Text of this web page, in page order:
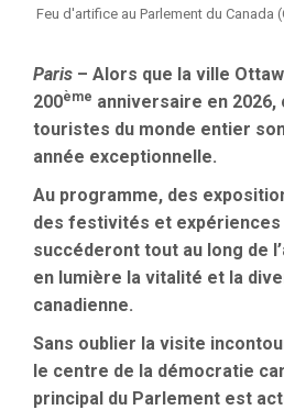
Feu d'artifice au Parlement du Canada
Paris – Alors que la ville
200ème anniversaire en 2026,
touristes du monde entier
année exceptionnelle.
Au programme, des
des festivités et
succéderont tout au long de
en lumière la vitalité et la
canadienne.
Sans oublier la visite
le centre de la démocratie
principal du Parlement est